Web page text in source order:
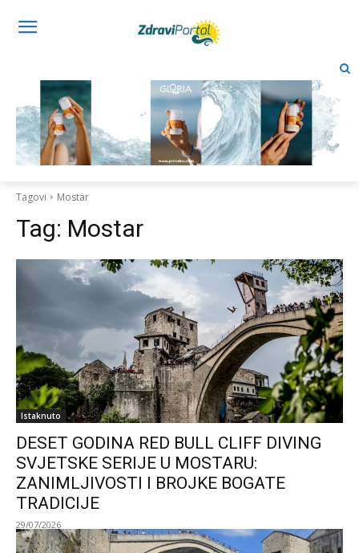
Tagovi Mostar
Tag: Mostar
Istaknuto
DESET GODINA RED BULL CLIFF DIVING
SVJETSKE SERIJE U MOSTARU:
ZANIMLJIVOSTI I BROJKE BOGATE
TRADICIJE
29/07/2026